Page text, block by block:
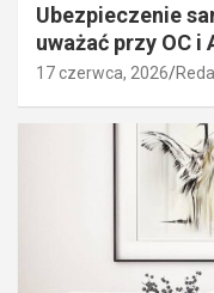
Ubezpieczenie
uważać przy OC i
17 czerwca, 2026